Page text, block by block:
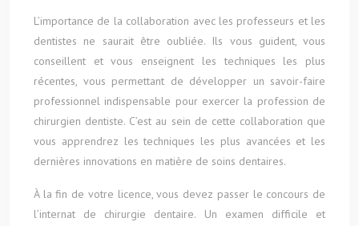
L’importance de la collaboration avec les professeurs et les
dentistes ne saurait être oubliée. Ils vous guident, vous
conseillent et vous enseignent les techniques les plus
récentes, vous permettant de développer un savoir-faire
professionnel indispensable pour exercer la profession de
chirurgien dentiste. C’est au sein de cette collaboration que
vous apprendrez les techniques les plus avancées et les
dernières innovations en matière de soins dentaires.
À la fin de votre licence, vous devez passer le concours de
l’internat de chirurgie dentaire. Un examen difficile et